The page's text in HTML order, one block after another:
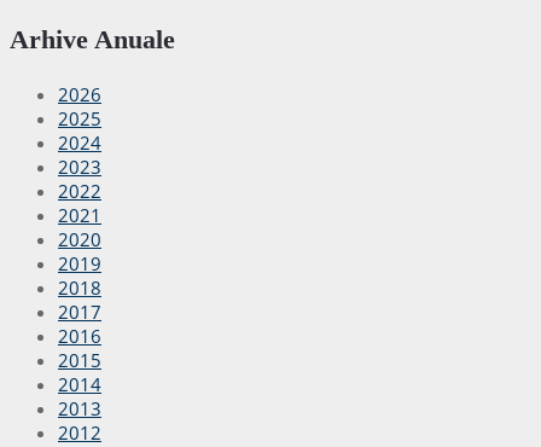
Arhive Anuale
2026
2025
2024
2023
2022
2021
2020
2019
2018
2017
2016
2015
2014
2013
2012